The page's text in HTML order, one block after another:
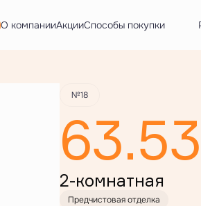
О компанииАкцииСпособы покупки
№18
63.53
2-комнатная
Предчистовая отделка